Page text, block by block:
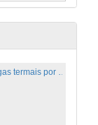
Contaminación das augas termais por Escherichia Coli e a aplicación de ozono no seu tratamento
Contaminación das augas termais por Escherichia Coli e a aplicación de ozono no seu tratamento. Rolda de preguntas